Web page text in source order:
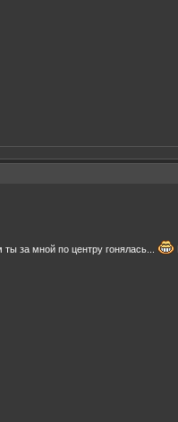
ты за мной по центру гонялась...